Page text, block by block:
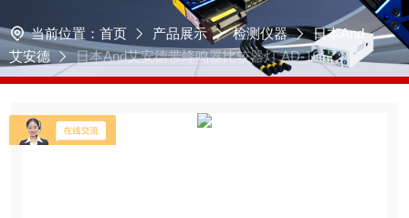
当前位置： 首页 产品展示 检测仪器
日本And
艾安德
日本And艾安德带蜂鸣器比较器灯 AD-1612